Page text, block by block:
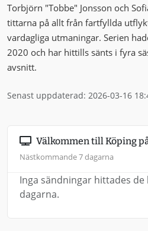
Torbjörn "Tobbe" Jonsson och
tittarna på allt från fartfyllda
vardagliga utmaningar. Serien
2020 och har hittills sänts i fyra
avsnitt.
Senast uppdaterad: 2026-03-16
Välkommen till Köping
Nästkommande 7 dagarna
Inga sändningar hittades de
dagarna.